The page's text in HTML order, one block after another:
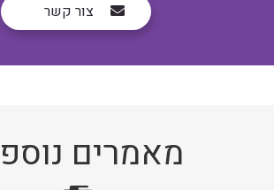
צור קשר
מאמרים